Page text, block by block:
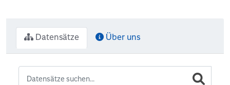
Datensätze Über uns